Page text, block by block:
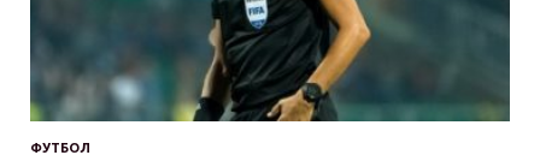
ФУТБОЛ